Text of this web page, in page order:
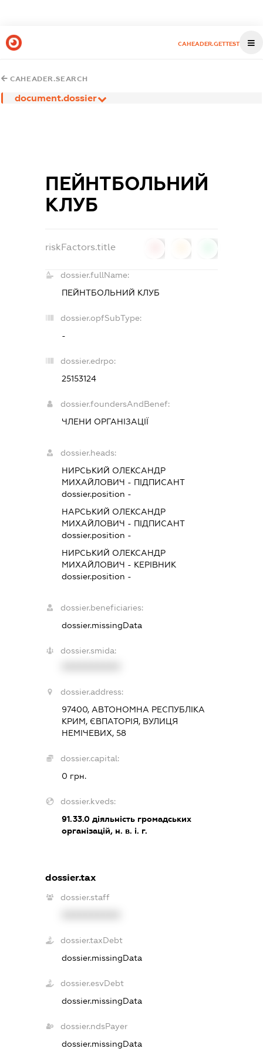
CAHEADER.GETTEST
CAHEADER.SEARCH
document.dossier
ПЕЙНТБОЛЬНИЙ
КЛУБ
riskFactors.title
dossier.fullName:
ПЕЙНТБОЛЬНИЙ КЛУБ
dossier.opfSubType:
-
dossier.edrpo:
25153124
dossier.foundersAndBenef:
ЧЛЕНИ ОРГАНІЗАЦІЇ
dossier.heads:
НИРСЬКИЙ ОЛЕКСАНДР
МИХАЙЛОВИЧ - ПІДПИСАНТ
dossier.position -
НАРСЬКИЙ ОЛЕКСАНДР
МИХАЙЛОВИЧ - ПІДПИСАНТ
dossier.position -
НИРСЬКИЙ ОЛЕКСАНДР
МИХАЙЛОВИЧ - КЕРІВНИК
dossier.position -
dossier.beneficiaries:
dossier.missingData
dossier.smida:
dossier.address:
97400, АВТОНОМНА РЕСПУБЛІКА
КРИМ, ЄВПАТОРІЯ, ВУЛИЦЯ
НЕМІЧЕВИХ, 58
dossier.capital:
0 грн.
dossier.kveds:
91.33.0діяльність громадських
організацій, н. в. і. г.
dossier.tax
dossier.staff
dossier.taxDebt
dossier.missingData
dossier.esvDebt
dossier.missingData
dossier.ndsPayer
dossier.missingData